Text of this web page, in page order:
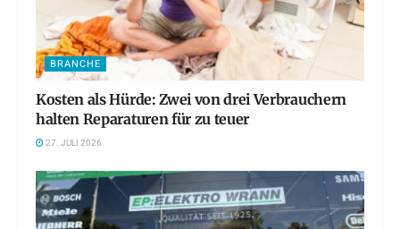
BRANCHE
Kosten als Hürde: Zwei von drei Verbrauchern
halten Reparaturen für zu teuer
27. JULI 2026